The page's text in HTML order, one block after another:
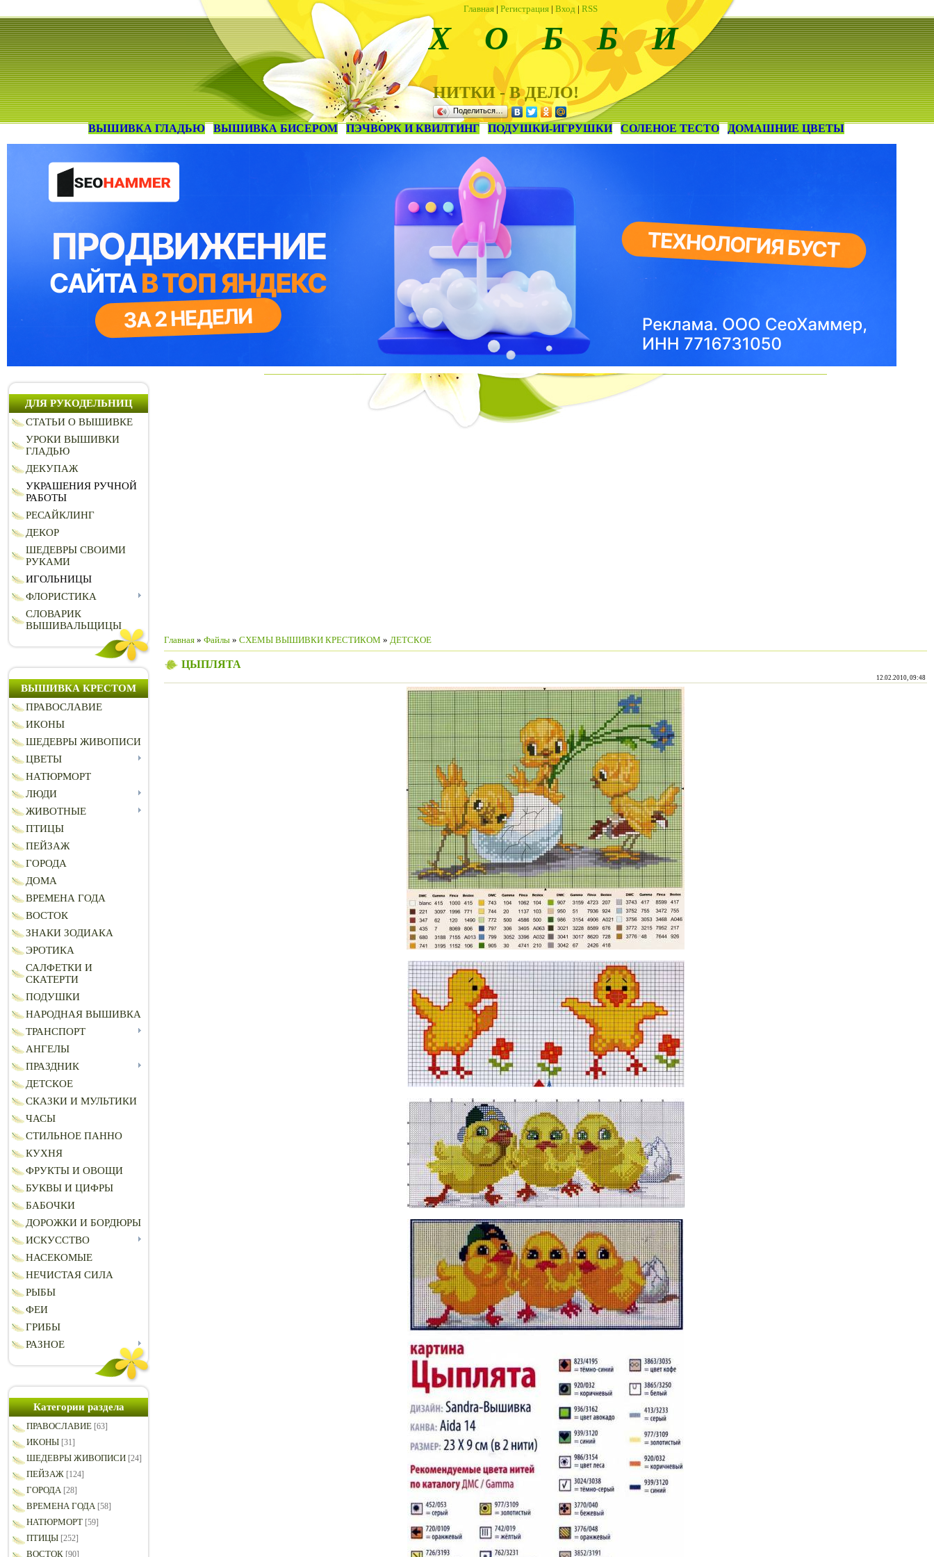
Главная | Регистрация | Вход | RSS
Х О Б Б И
НИТКИ - В ДЕЛО!
Поделиться…
ВЫШИВКА ГЛАДЬЮ ВЫШИВКА БИСЕРОМ ПЭЧВОРК И КВИЛТИНГ ПОДУШКИ-ИГРУШКИ СОЛЕНОЕ ТЕСТО ДОМАШНИЕ ЦВЕТЫ
ДЛЯ РУКОДЕЛЬНИЦ
СТАТЬИ О ВЫШИВКЕ
УРОКИ ВЫШИВКИ
ГЛАДЬЮ
ДЕКУПАЖ
УКРАШЕНИЯ РУЧНОЙ
РАБОТЫ
РЕСАЙКЛИНГ
ДЕКОР
ШЕДЕВРЫ СВОИМИ
РУКАМИ
ИГОЛЬНИЦЫ
ФЛОРИСТИКА
СЛОВАРИК
ВЫШИВАЛЬЩИЦЫ
ВЫШИВКА КРЕСТОМ
ПРАВОСЛАВИЕ
ИКОНЫ
ШЕДЕВРЫ ЖИВОПИСИ
ЦВЕТЫ
НАТЮРМОРТ
ЛЮДИ
ЖИВОТНЫЕ
ПТИЦЫ
ПЕЙЗАЖ
ГОРОДА
ДОМА
ВРЕМЕНА ГОДА
ВОСТОК
ЗНАКИ ЗОДИАКА
ЭРОТИКА
САЛФЕТКИ И
СКАТЕРТИ
ПОДУШКИ
НАРОДНАЯ ВЫШИВКА
ТРАНСПОРТ
АНГЕЛЫ
ПРАЗДНИК
ДЕТСКОЕ
СКАЗКИ И МУЛЬТИКИ
ЧАСЫ
СТИЛЬНОЕ ПАННО
КУХНЯ
ФРУКТЫ И ОВОЩИ
БУКВЫ И ЦИФРЫ
БАБОЧКИ
ДОРОЖКИ И БОРДЮРЫ
ИСКУССТВО
НАСЕКОМЫЕ
НЕЧИСТАЯ СИЛА
РЫБЫ
ФЕИ
ГРИБЫ
РАЗНОЕ
Категории раздела
ПРАВОСЛАВИЕ [63]
ИКОНЫ [31]
ШЕДЕВРЫ ЖИВОПИСИ [24]
ПЕЙЗАЖ [124]
ГОРОДА [28]
ВРЕМЕНА ГОДА [58]
НАТЮРМОРТ [59]
ПТИЦЫ [252]
ВОСТОК [90]
Главная » Файлы » СХЕМЫ ВЫШИВКИ КРЕСТИКОМ » ДЕТСКОЕ
ЦЫПЛЯТА
12.02.2010, 09:48